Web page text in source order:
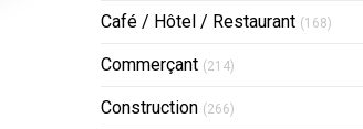
Café / Hôtel / Restaurant (168)
Commerçant (214)
Construction (266)